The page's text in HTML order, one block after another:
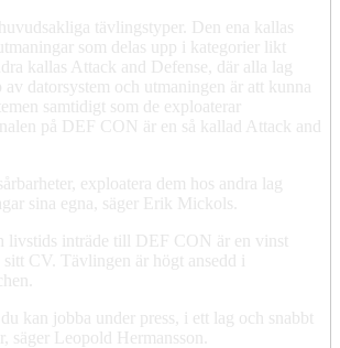
tävlingstyper. Den ena kallas
som delas upp i kategorier likt
kallas Attack and Defense, där alla lag
av datorsystem och utmaningen är att kunna
samtidigt som de exploaterar
på DEF CON är en så kallad Attack and
exploatera dem hos andra lag
sina egna, säger Erik Mickols.
livstids inträde till DEF CON är en vinst
CV. Tävlingen är högt ansedd i
kan jobba under press, i ett lag och snabbt
säger Leopold Hermansson.